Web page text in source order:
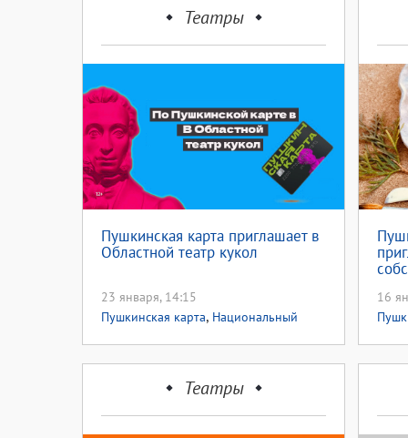
Театры
Пушкинская карта приглашает в
Областной театр кукол
23 января, 14:15
Пушкинская карта, Национальный
16
Театры